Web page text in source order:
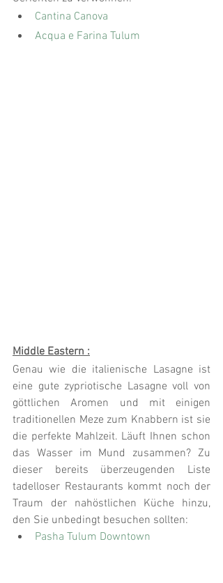
Cantina Canova
Acqua e Farina Tulum
Middle Eastern :
Genau wie die italienische Lasagne ist
eine gute zypriotische Lasagne voll von
göttlichen Aromen und mit einigen
traditionellen Meze zum Knabbern ist sie
die perfekte Mahlzeit. Läuft Ihnen schon
das Wasser im Mund zusammen? Zu
dieser bereits überzeugenden Liste
tadelloser Restaurants kommt noch der
Traum der nahöstlichen Küche hinzu,
den Sie unbedingt besuchen sollten:
Pasha Tulum Downtown